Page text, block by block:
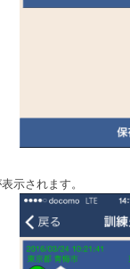
示されます。